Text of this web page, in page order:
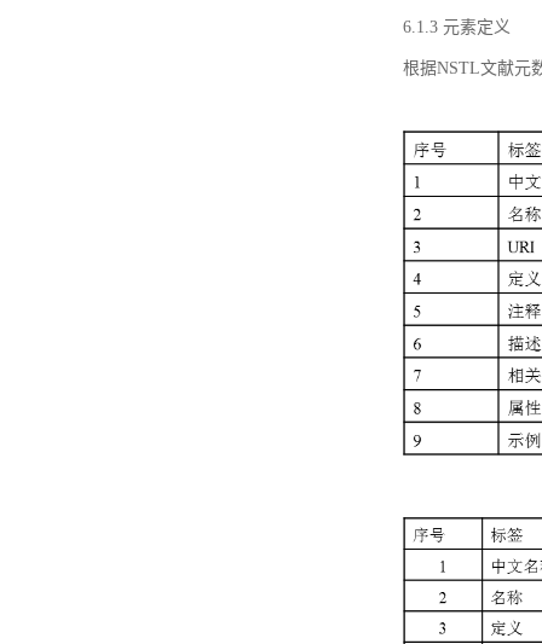
6.1.3 元素定义
根据NSTL文献元